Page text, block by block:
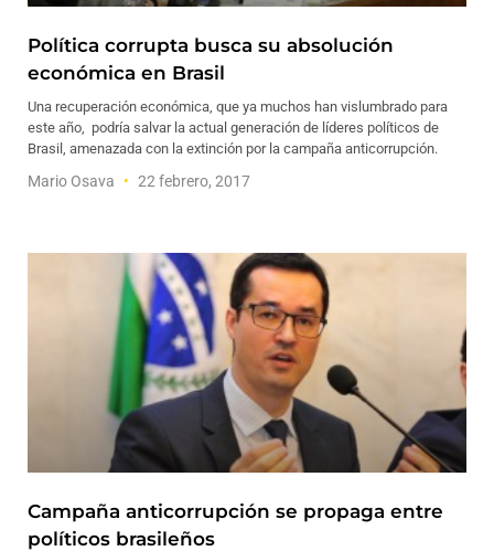
Política corrupta busca su absolución
económica en Brasil
Una recuperación económica, que ya muchos han vislumbrado para
este año, podría salvar la actual generación de líderes políticos de
Brasil, amenazada con la extinción por la campaña anticorrupción.
Mario Osava 22 febrero, 2017
Campaña anticorrupción se propaga entre
políticos brasileños